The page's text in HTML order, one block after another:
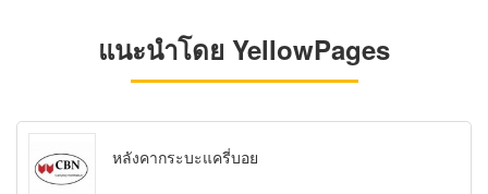
แนะนำโดย YellowPages
หลังคากระบะแครี่บอย